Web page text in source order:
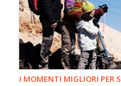
I MOMENTI MIGLIORI PER